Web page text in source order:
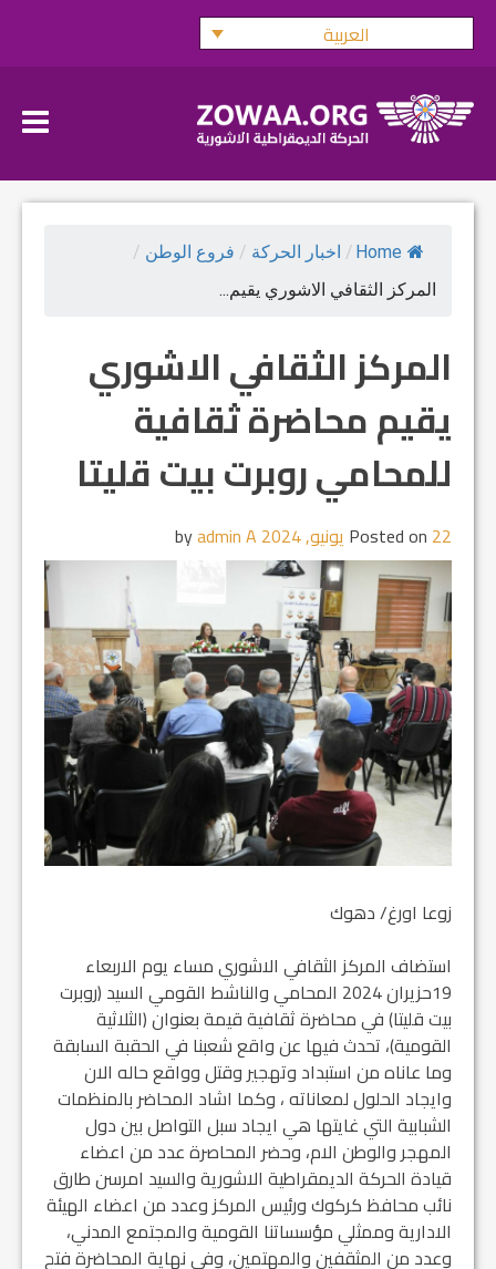
Skip
العربية
Home
/ اخبار الحركة / فروع الوطن /
المركز الثقافي الاشوري يقيم...
المركز الثقافي الاشوري
يقيم محاضرة ثقافية
للمحامي روبرت بيت قليتا
Posted on 22 يونيو, 2024 admin A
زوعا اورغ/ دهوك
استضاف المركز الثقافي الاشوري مساء يوم الاربعاء
19حزيران 2024 المحامي والناشط القومي السيد (روبرت
بيت قليتا) في محاضرة ثقافية قيمة بعنوان (الثلاثية
القومية)، تحدث فيها عن واقع شعبنا في الحقبة السابقة
وما عاناه من استبداد وتهجير وقتل وواقع حاله الان
وايجاد الحلول لمعاناته ، وكما اشاد المحاضر بالمنظمات
الشبابية التي غايتها هي ايجاد سبل التواصل بين دول
المهجر والوطن الام، وحضر المحاصرة عدد من اعضاء
قيادة الحركة الديمقراطية الاشورية والسيد امرسن طارق
نائب محافظ كركوك ورئيس المركز وعدد من اعضاء الهيئة
الادارية وممثلي مؤسساتنا القومية والمجتمع المدني،
وعدد من المثقفين والمهتمين، وفي نهاية المحاضرة فتح